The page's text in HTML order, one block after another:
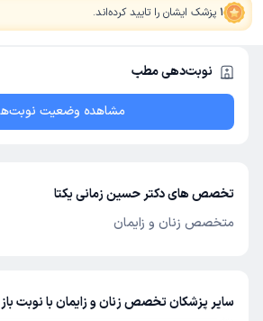
1 پزشک ایشان را تایید کرده‌اند.
نوبت‌دهی مطب
مشاهده وضعیت
تخصص های دکتر حسین زمانی یکتا
متخصص زنان و زایمان
سایر پزشکان تخصص زنان و زایمان با نوبت